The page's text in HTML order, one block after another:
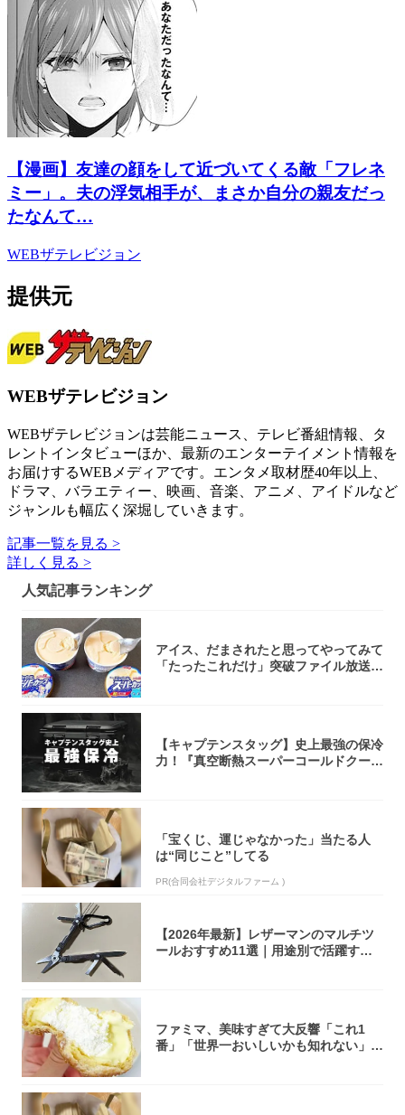
【漫画】友達の顔をして近づいてくる敵「フレネ
ミー」。夫の浮気相手が、まさか自分の親友だっ
たなんて…
WEBザテレビジョン
提供元
WEBザテレビジョン
WEBザテレビジョンは芸能ニュース、テレビ番組情報、タ
レントインタビューほか、最新のエンターテイメント情報を
お届けするWEBメディアです。エンタメ取材歴40年以上、
ドラマ、バラエティー、映画、音楽、アニメ、アイドルなど
ジャンルも幅広く深堀していきます。
記事一覧を見る >
詳しく見る >
人気記事ランキング
アイス、だまされたと思ってやってみて
「たったこれだけ」突破ファイル放送で
【キャプテンスタッグ】史上最強の保冷
力！『真空断熱スーパーコールドクーラ
「宝くじ、運じゃなかった」当たる人
は“同じこと”してる
PR(合同会社デジタルファーム )
【2026年最新】レザーマンのマルチツ
ールおすすめ11選｜用途別で活躍する
ファミマ、美味すぎて大反響「これ1
番」「世界一おいしいかも知れない」